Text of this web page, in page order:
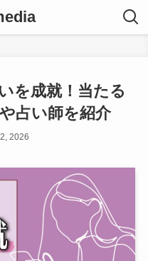
を成就！当たる
占い師を紹介
2026